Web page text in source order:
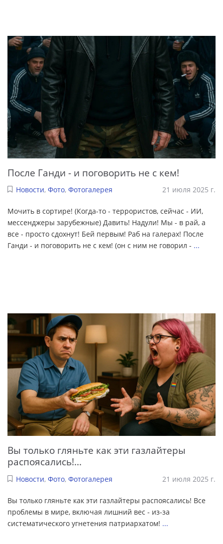
После Ганди - и поговорить не с кем!
Новости, Фото, Фотогалерея 21 июля 2025 г.
Мочить в сортире! (Когда-то - террористов, сейчас - ИИ,
мессенджеры зарубежные) Давить! Надули! Мы - в рай, а
все - просто сдохнут! Бей первым! Раб на галерах! После
Ганди - и поговорить не с кем! (он с ним не говорил - ...
Вы только гляньте как эти газлайтеры
распоясались!...
Новости, Фото, Фотогалерея 21 июля 2025 г.
Вы только гляньте как эти газлайтеры распоясались! Все
проблемы в мире, включая лишний вес - из-за
систематического угнетения патриархатом! ...